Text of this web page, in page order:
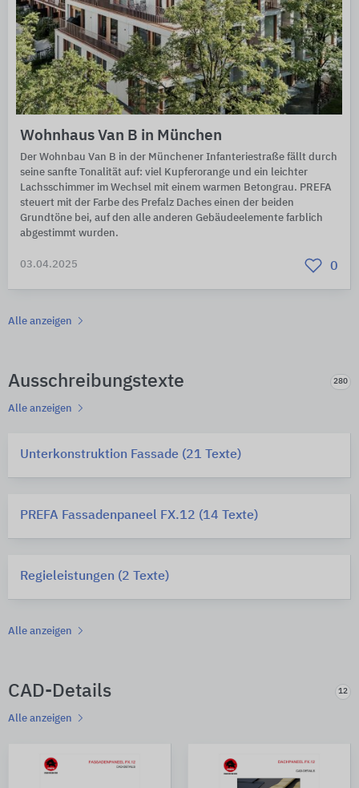
Wohnhaus Van B in München
Der Wohnbau Van B in der Münchener Infanteriestraße fällt durch
seine sanfte Tonalität auf: viel Kupferorange und ein leichter
Lachsschimmer im Wechsel mit einem warmen Betongrau. PREFA
steuert mit der Farbe des Prefalz Daches einen der beiden
Grundtöne bei, auf den alle anderen Gebäudeelemente farblich
abgestimmt wurden.
03.04.2025 0
Alle anzeigen
Ausschreibungstexte 280
Alle anzeigen
Unterkonstruktion Fassade (21 Texte)
PREFA Fassadenpaneel FX.12 (14 Texte)
Regieleistungen (2 Texte)
Alle anzeigen
CAD-Details 12
Alle anzeigen